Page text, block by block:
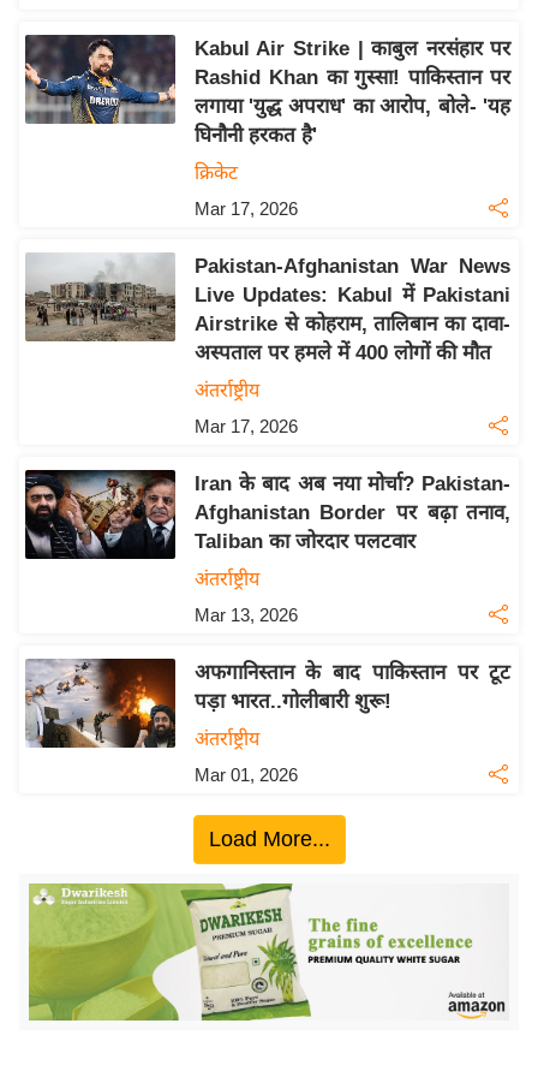
इ
म
ई
-
मि
सा
ल
ल
श
ख्सि
ग
इं
डि
ज
ऑ
Kabul Air Strike | काबुल नरसंहार पर
Rashid Khan का गुस्सा! पाकिस्तान पर
लगाया 'युद्ध अपराध' का आरोप, बोले- 'यह
घिनौनी हरकत है'
क्रिकेट
Mar 17, 2026
Pakistan-Afghanistan War News
Live Updates: Kabul में Pakistani
Airstrike से कोहराम, तालिबान का दावा-
अस्पताल पर हमले में 400 लोगों की मौत
अंतर्राष्ट्रीय
Mar 17, 2026
Iran के बाद अब नया मोर्चा? Pakistan-
Afghanistan Border पर बढ़ा तनाव,
Taliban का जोरदार पलटवार
अंतर्राष्ट्रीय
Mar 13, 2026
अफगानिस्तान के बाद पाकिस्तान पर टूट
पड़ा भारत..गोलीबारी शुरू!
अंतर्राष्ट्रीय
Mar 01, 2026
Load More...